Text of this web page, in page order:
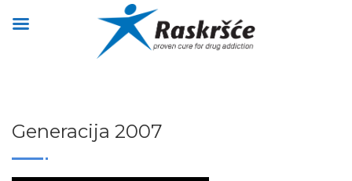
Generacija 2007